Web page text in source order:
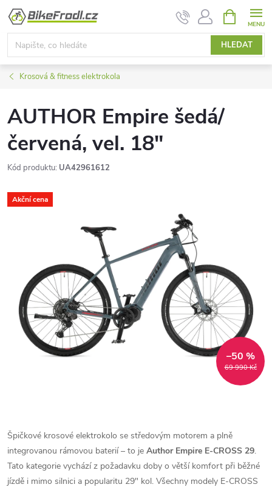
Přejít
obsah
HLEDAT
NÁKUPNÍ
KOŠÍK
Krosová & fitness elektrokola
AUTHOR Empire šedá/
červená, vel. 18"
Kód produktu: UA42961612
Akční cena
69 990 Kč
–50 %
Špičkové krosové elektrokolo se středovým motorem a plně
integrovanou rámovou baterií – to je Author Empire E-CROSS 29.
Tato kategorie vychází z požadavku doby o větší komfort při běžné
jízdě i mimo silnici a popularitu 29" kol. Všechny modely E-CROSS